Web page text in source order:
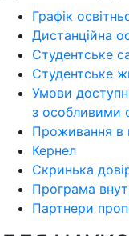
Графік
Дистанційна
Студентське
Студентське
Умови
з особливими
Проживання в
Кернел
Скринька
Програма
Партнери